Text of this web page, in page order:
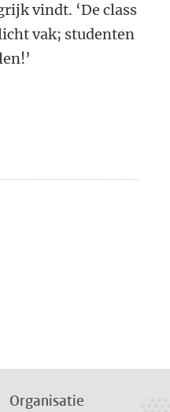
vindt. ‘De class
vak; studenten
Mastodon
Organisatie